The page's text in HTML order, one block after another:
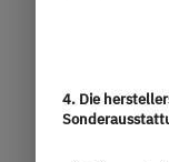
6,36 m
4. Die